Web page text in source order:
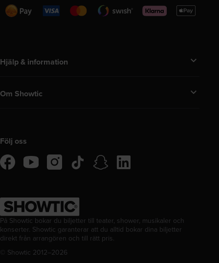
Swedbank
Pay
Visa MastercardSwish Klarna
Apple
Pay
Hjälp & information
Om Showtic
Följ oss
facebookyoutubeinstagram
tiktok snapchatlinkedIn
På Showtic bokar du biljetter till teater, shower, musikaler och
konserter. Showtic garanterar att du alltid bokar dina biljetter
direkt från arrangören och till rätt pris.
© Showtic 2012–2026